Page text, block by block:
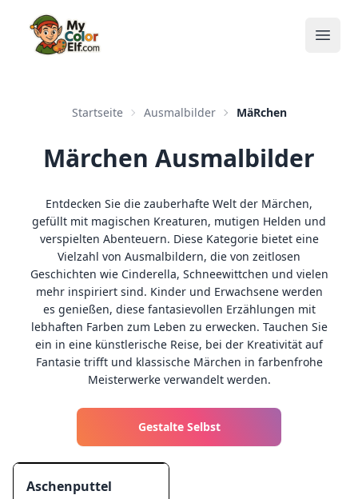
Startseite Ausmalbilder MäRchen
Märchen Ausmalbilder
Entdecken Sie die zauberhafte Welt der Märchen,
gefüllt mit magischen Kreaturen, mutigen Helden und
verspielten Abenteuern. Diese Kategorie bietet eine
Vielzahl von Ausmalbildern, die von zeitlosen
Geschichten wie Cinderella, Schneewittchen und vielen
mehr inspiriert sind. Kinder und Erwachsene werden
es genießen, diese fantasievollen Erzählungen mit
lebhaften Farben zum Leben zu erwecken. Tauchen Sie
ein in eine künstlerische Reise, bei der Kreativität auf
Fantasie trifft und klassische Märchen in farbenfrohe
Meisterwerke verwandelt werden.
Gestalte Selbst
Aschenputtel